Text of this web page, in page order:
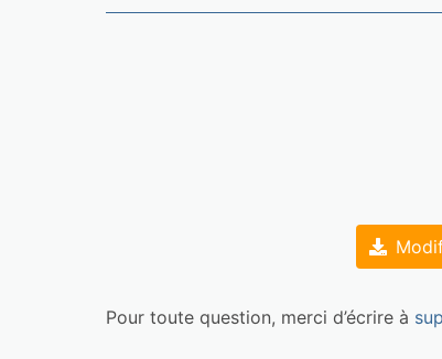
Pour toute question, merci d’écrire à